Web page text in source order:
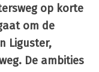
op korte
om de
Liguster,
De ambities